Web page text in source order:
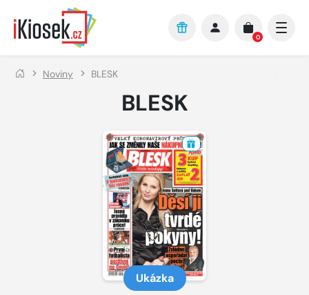
Přejít na hlavní obsah
0
Noviny BLESK
BLESK
Ukázka